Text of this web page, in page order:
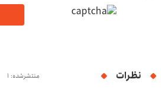
نظرات منتشرشده: 1